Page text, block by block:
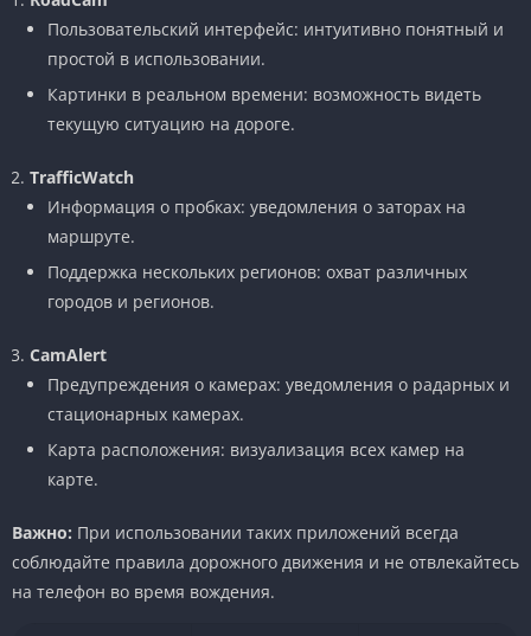
Пользовательский интерфейс: интуитивно понятный и
простой в использовании.
Картинки в реальном времени: возможность видеть
текущую ситуацию на дороге.
TrafficWatch
Информация о пробках: уведомления о заторах на
маршруте.
Поддержка нескольких регионов: охват различных
городов и регионов.
CamAlert
Предупреждения о камерах: уведомления о радарных и
стационарных камерах.
Карта расположения: визуализация всех камер на
карте.
Важно: При использовании таких приложений всегда
соблюдайте правила дорожного движения и не отвлекайтесь
на телефон во время вождения.